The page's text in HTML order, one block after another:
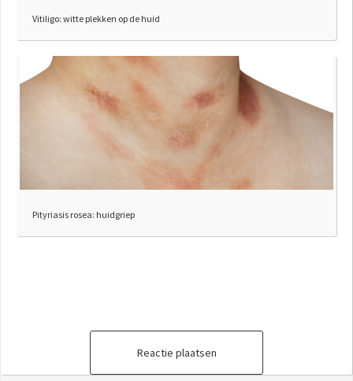
Vitiligo: witte plekken op de huid
Pityriasis rosea: huidgriep
Reactie plaatsen